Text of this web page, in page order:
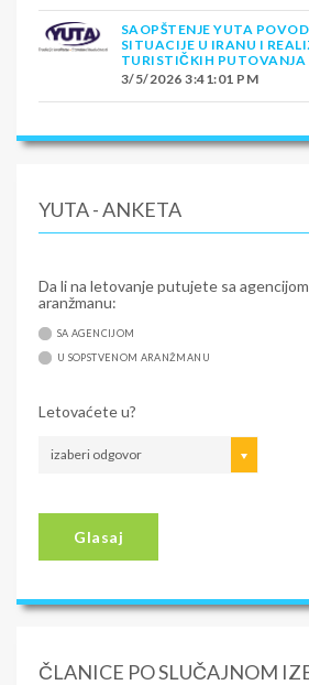
SAOPŠTENJE YUTA
SITUACIJE U IRANU I
TURISTIČKIH PUTOVANJA
3/5/2026 3:41:01 PM
YUTA - ANKETA
Da li na letovanje putujete sa
aranžmanu:
SA AGENCIJOM
U SOPSTVENOM ARANŽMANU
Letovaćete u?
izaberi odgovor
Glasaj
ČLANICE PO SLUČAJNOM